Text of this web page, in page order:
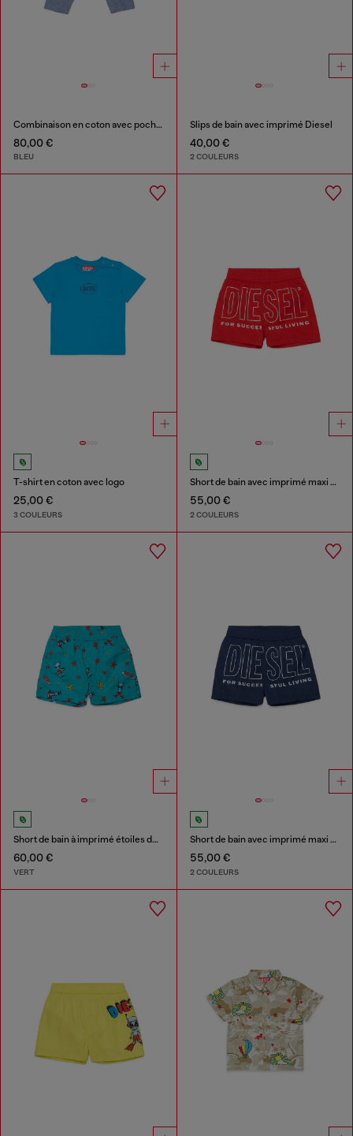
Combinaison en coton avec poches brodées
80,00 €
BLEU
Slips de bain avec imprimé Diesel
40,00 €
2 COULEURS
T-shirt en coton avec logo
25,00 €
3 COULEURS
Short de bain avec imprimé maxi Biscotto
55,00 €
2 COULEURS
Short de bain à imprimé étoiles de mer
60,00 €
VERT
Short de bain avec imprimé maxi Biscotto
55,00 €
2 COULEURS